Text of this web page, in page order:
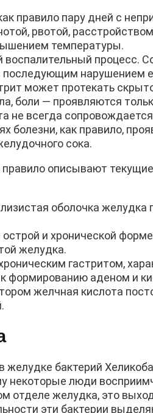
правило пару дней с
рвотой,
температуры.
воспалительный процесс.
нарушением
может протекать
боли — проявляются
не всегда
болезни, как правило,
сока.
правило описывают
оболочка желудка
и хронической форме
желудка.
гастритом,
формированию аденом и
желчная кислота
желудке бактерий
некоторые люди
отделе желудка, это
эти бактерии